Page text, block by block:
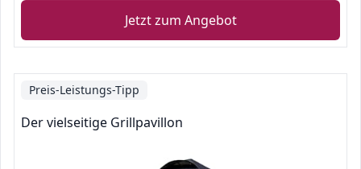
Jetzt zum Angebot
Preis-Leistungs-Tipp
Der vielseitige Grillpavillon